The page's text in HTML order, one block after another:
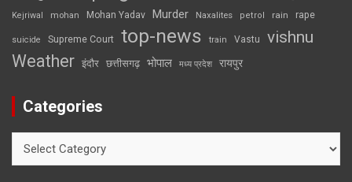
Kejriwal mohan Mohan Yadav Murder Naxalites petrol rain rape
suicide Supreme Court top-news train Vastu vishnu
Weather इंदौर छत्तीसगढ़ भोपाल मध्य प्रदेश रायपुर
Categories